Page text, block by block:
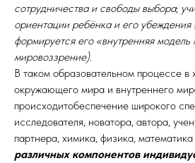
сотрудничества и свободы выбора;
ориентации ребёнка и его убеждения
формируется его «внутренняя модель
мировоззрение).
В таком образовательном процессе в
окружающего мира и внутреннего
происходитобеспечение широкого
исследователя, новатора, автора,
партнера, химика, физика, математика
различных компонентов